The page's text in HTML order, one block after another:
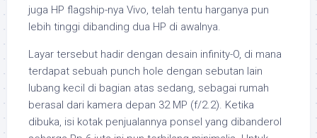
juga HP flagship-nya Vivo, telah tentu harganya pun
lebih tinggi dibanding dua HP di awalnya.
Layar tersebut hadir dengan desain infinity-O, di mana
terdapat sebuah punch hole dengan sebutan lain
lubang kecil di bagian atas sedang, sebagai rumah
berasal dari kamera depan 32 MP (f/2.2). Ketika
dibuka, isi kotak penjualannya ponsel yang dibanderol